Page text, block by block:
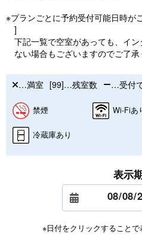
※プランごとに予約受付可能日時が
]
下記一覧で空室があっても、イ
ない場合もございますのでご了
…満室 [99]…残室数 …受付
禁煙 Wi-Fiあ
冷蔵庫あり
表示
※日付をクリックすること